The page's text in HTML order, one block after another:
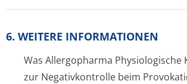
6. WEITERE INFORMATIONEN
Was Allergopharma Physiologische
zur Negativkontrolle beim